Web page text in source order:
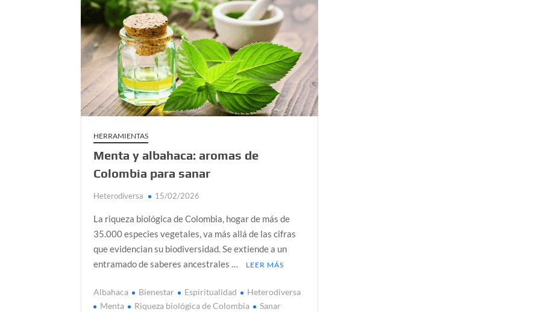
Día de Independencia 2026: de Patria Boba a Colombia polarizada
¿Podemos comunicarnos con seres de otros planos o mundos?
Salud mental digital: cómo frenar la ansiedad que generan las redes sociales
Denuncia por violencia sexual en Colombia: así avanza
¿Cómo descubrir esa conexión energética de la sexualidad sagrada?
HERRAMIENTAS
Menta y albahaca: aromas de
Colombia para sanar
Heterodiversa 15/02/2026
La riqueza biológica de Colombia, hogar de más de
35.000 especies vegetales, va más allá de las cifras
que evidencian su biodiversidad. Se extiende a un
entramado de saberes ancestrales …
LEER MÁS
Albahaca Bienestar Espiritualidad
Heterodiversa
Menta
Riqueza biológica de Colombia Sanar